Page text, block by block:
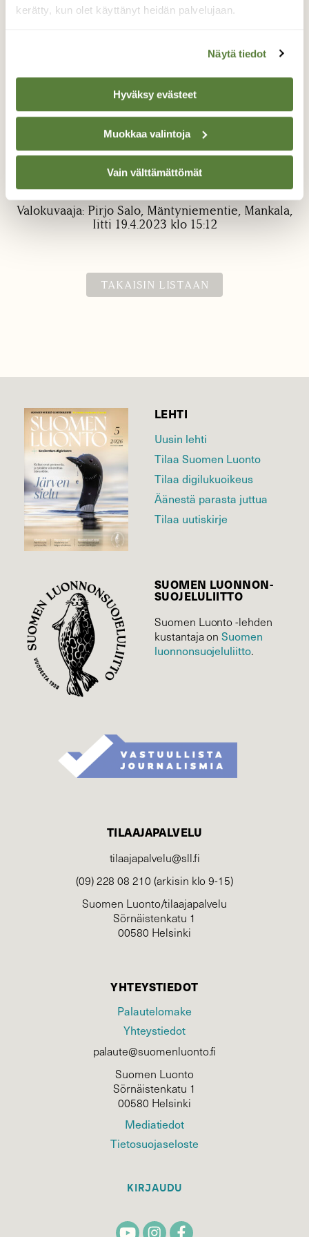
kerätty, kun olet käyttänyt heidän palvelujaan.
Näytä tiedot
Hyväksy evästeet
Muokkaa valintoja
Vain välttämättömät
Korvasienet nousevat
Mökkitien reunassa nousee aina ekat.
Hiljainen tie jossa 1-3 autoa/vko menee ja
tulee kesämökeille.
Valokuvaaja: Pirjo Salo, Mäntyniementie, Mankala,
Iitti 19.4.2023 klo 15:12
TAKAISIN LISTAAN
LEHTI
Uusin lehti
Tilaa Suomen Luonto
Tilaa digilukuoikeus
Äänestä parasta juttua
Tilaa uutiskirje
SUOMEN LUONNON­
SUOJELU­LIITTO
Suomen Luonto -lehden
kustantaja onSuomen
luonnonsuojelu­liitto.
TILAAJAPALVELU
tilaajapalvelu@sll.fi
(09) 228 08 210 (arkisin klo 9-15)
Suomen Luonto/tilaajapalvelu
Sörnäistenkatu 1
00580 Helsinki
YHTEYSTIEDOT
Palautelomake
Yhteystiedot
palaute@suomenluonto.fi
Suomen Luonto
Sörnäistenkatu 1
00580 Helsinki
Mediatiedot
Tietosuojaseloste
KIRJAUDU